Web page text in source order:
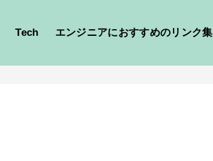
Tech エンジニアにおすすめのリンク集